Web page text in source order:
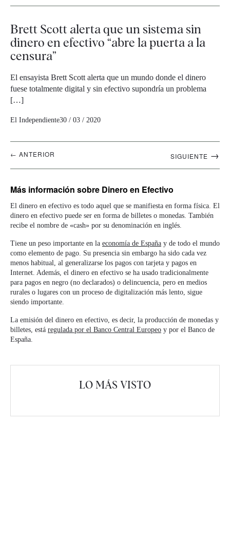
Brett Scott alerta que un sistema sin
dinero en efectivo “abre la puerta a la
censura”
El ensayista Brett Scott alerta que un mundo donde el dinero
fuese totalmente digital y sin efectivo supondría un problema
[…]
El Independiente30 / 03 / 2020
Navegación
artículos
SIGUIENTE →
← ANTERIOR
Más información sobre Dinero en Efectivo
El dinero en efectivo es todo aquel que se manifiesta en forma física. El
dinero en efectivo puede ser en forma de billetes o monedas. También
recibe el nombre de «cash» por su denominación en inglés.
Tiene un peso importante en la economía de España y de todo el mundo
como elemento de pago. Su presencia sin embargo ha sido cada vez
menos habitual, al generalizarse los pagos con tarjeta y pagos en
Internet. Además, el dinero en efectivo se ha usado tradicionalmente
para pagos en negro (no declarados) o delincuencia, pero en medios
rurales o lugares con un proceso de digitalización más lento, sigue
siendo importante.
La emisión del dinero en efectivo, es decir, la producción de monedas y
billetes, está regulada por el Banco Central Europeo y por el Banco de
España.
LO MÁS VISTO